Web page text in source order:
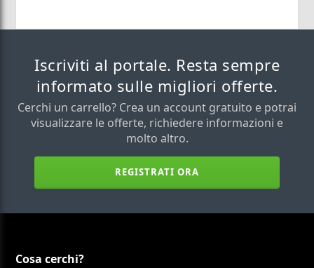
Iscriviti al portale. Resta sempre
informato sulle migliori offerte.
Cerchi un carrello? Crea un account gratuito e potrai
visualizzare le offerte, richiedere informazioni e
molto altro.
REGISTRATI ORA
Cosa cerchi?